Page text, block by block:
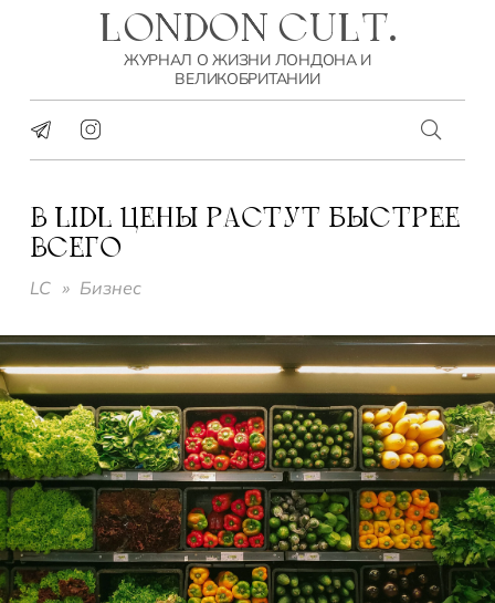
LONDON CULT.
ЖУРНАЛ О ЖИЗНИ ЛОНДОНА И
ВЕЛИКОБРИТАНИИ
В LIDL ЦЕНЫ РАСТУТ БЫСТРЕЕ
ВСЕГО
LC » Бизнес